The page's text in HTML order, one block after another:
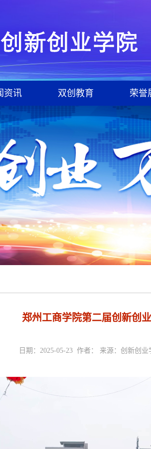
资讯 双创教育 荣誉
郑州工商学院第二届创新创
日期：2025-05-23 作者： 来源：创新创业